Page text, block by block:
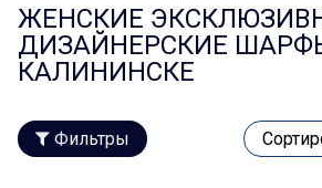
ЖЕНСКИЕ
ДИЗАЙНЕРСКИЕ
КАЛИНИНСКЕ
Фильтры